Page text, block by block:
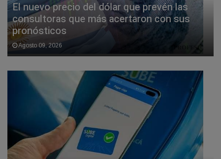
El nuevo precio del dólar que prevén las
consultoras que más acertaron con sus
pronósticos
Agosto 09, 2026